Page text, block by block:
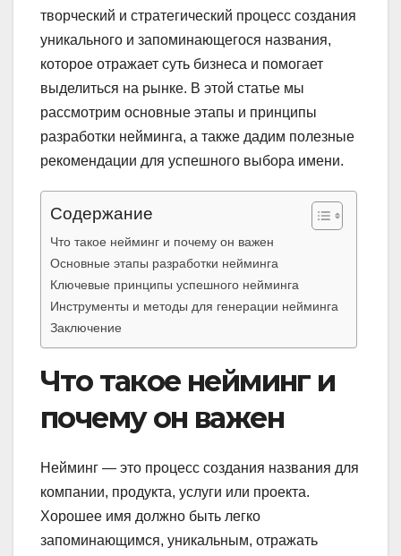
творческий и стратегический процесс создания
уникального и запоминающегося названия,
которое отражает суть бизнеса и помогает
выделиться на рынке. В этой статье мы
рассмотрим основные этапы и принципы
разработки нейминга, а также дадим полезные
рекомендации для успешного выбора имени.
Содержание
Что такое нейминг и почему он важен
Основные этапы разработки нейминга
Ключевые принципы успешного нейминга
Инструменты и методы для генерации нейминга
Заключение
Что такое нейминг и
почему он важен
Нейминг — это процесс создания названия для
компании, продукта, услуги или проекта.
Хорошее имя должно быть легко
запоминающимся, уникальным, отражать